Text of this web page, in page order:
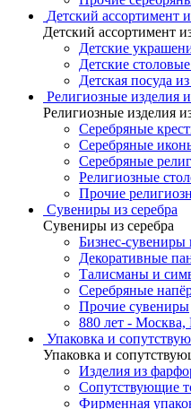
Детский ассортимент
Детский ассортимент
Детские
Детские
Детская посуда
Религиозные изделия
Религиозные изделия
Серебряные
Серебряные
Серебряные
Религиозные
Прочие
Сувениры из серебра
Сувениры из серебра
Бизнес-сувениры
Декоративные
Талисманы и
Серебряные
Прочие сувениры
880 лет - Москва,
Упаковка и
Упаковка и
Изделия из
Сопутствующие
Фирменная